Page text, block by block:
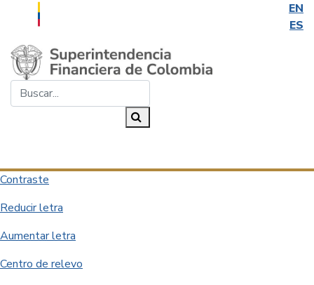
EN
ES
Saltar al contenido principal
Contraste
Reducir letra
Aumentar letra
Centro de relevo